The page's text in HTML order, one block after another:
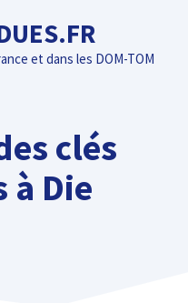
et dans les DOM-TOM
clés
à Die